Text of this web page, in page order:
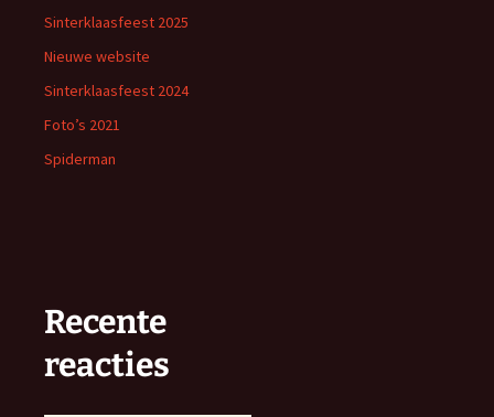
Sinterklaasfeest 2025
Nieuwe website
Sinterklaasfeest 2024
Foto’s 2021
Spiderman
Recente
reacties